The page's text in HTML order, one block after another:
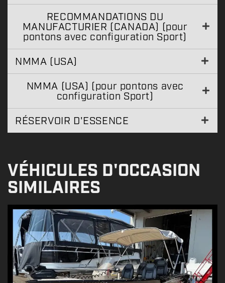
RECOMMANDATIONS DU
MANUFACTURIER (CANADA) (pour
pontons avec configuration Sport)
NMMA (USA)
NMMA (USA) (pour pontons avec
configuration Sport)
RÉSERVOIR D'ESSENCE
VÉHICULES D'OCCASION
SIMILAIRES